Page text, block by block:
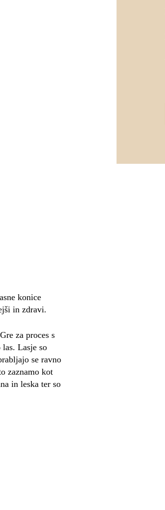
konice
in zdravi.
za proces s
Lasje so
se ravno
zaznamo kot
in leska ter so